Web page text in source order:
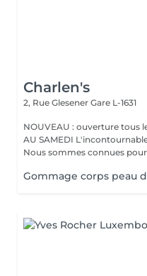
Charlen's
2, Rue Glesener Gare L-1631
NOUVEAU : ouverture tous
AU SAMEDI L'incontournable institut de beauté à Luxembourg.
Nous sommes connues pour
Gommage corps peau